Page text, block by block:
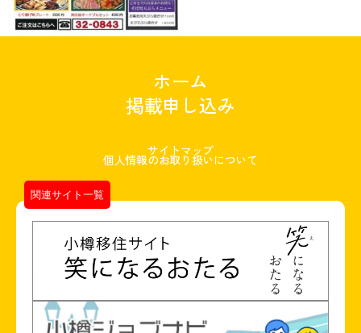
ホーム
掲載申し込み
サイトマップ
個人情報のお取り扱いについて
関連サイト一覧